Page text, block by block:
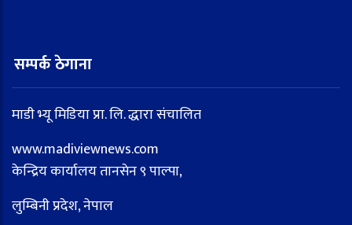
सम्पर्क ठेगाना
माडी भ्यू मिडिया प्रा. लि. द्धारा संचालित
www.madiviewnews.com
केन्द्रिय कार्यालय तानसेन ९ पाल्पा,
लुम्बिनी प्रदेश, नेपाल